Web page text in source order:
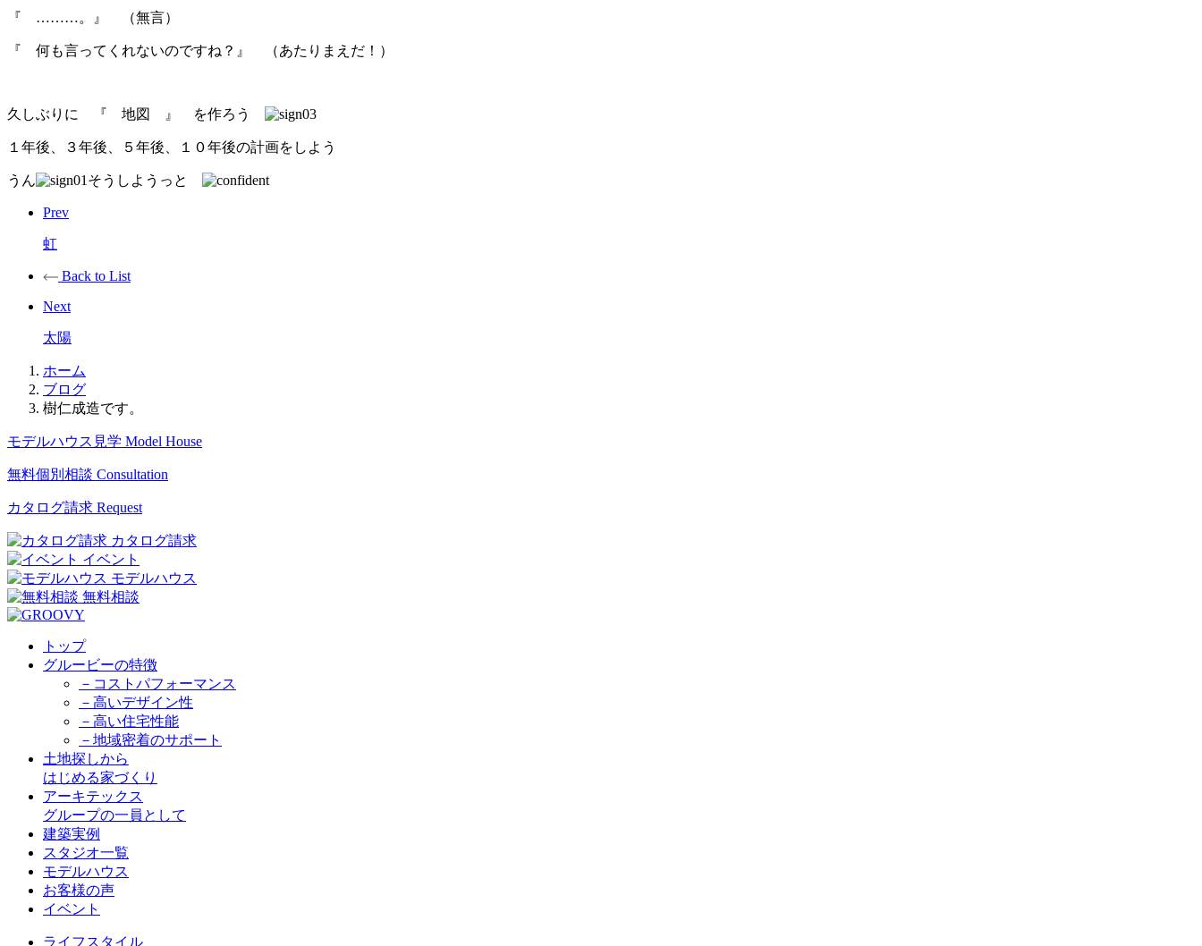
『 ………。』 （無言）
『 何も言ってくれないのですね？』 （あたりまえだ！）
久しぶりに 『 地図 』 を作ろう
１年後、３年後、５年後、１０年後の計画をしよう
うん そうしようっと
Prev
虹
Back to List
Next
太陽
ホーム
ブログ
樹仁成造です。
モデルハウス見学 Model House
無料個別相談 Consultation
カタログ請求 Request
カタログ請求
イベント
モデルハウス
無料相談
トップ
グルービーの特徴
－コストパフォーマンス
－高いデザイン性
－高い住宅性能
－地域密着のサポート
土地探しから
はじめる家づくり
アーキテックス
グループの一員として
建築実例
スタジオ一覧
モデルハウス
お客様の声
イベント
ライフスタイル